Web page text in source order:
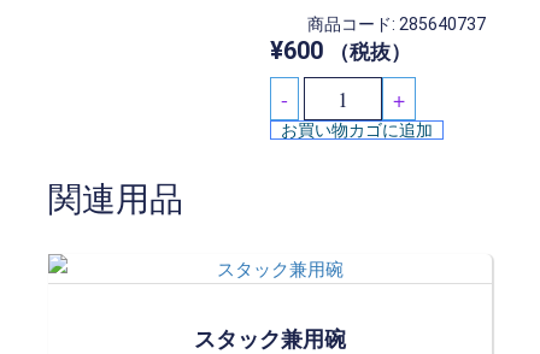
商品コード: 285640737
¥600 （税抜）
- +
お買い物カゴに追加
関連用品
スタック兼用碗